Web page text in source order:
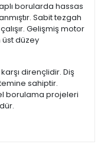
borularda hassas
Sabit tezgah
Gelişmiş motor
üst düzey
dirençlidir. Diş
sahiptir.
borulama projeleri